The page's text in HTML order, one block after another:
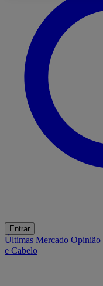
Entrar
Últimas Mercado Opinião
e Cabelo